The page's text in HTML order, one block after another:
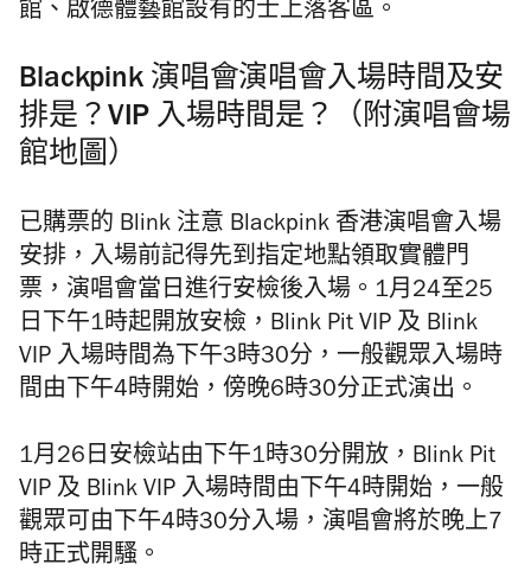
館、啟德體藝館設有的士上落客區。
Blackpink 演唱會演唱會入場時間及安
排是？VIP 入場時間是？（附演唱會場
館地圖）
已購票的 Blink 注意 Blackpink 香港演唱會入場
安排，入場前記得先到指定地點領取實體門
票，演唱會當日進行安檢後入場。 1月24至25
日下午1時起開放安檢，Blink Pit VIP 及 Blink
VIP 入場時間為下午3時30分，一般觀眾入場時
間由下午4時開始，傍晚6時30分正式演出。
1月26日安檢站由下午1時30分開放，Blink Pit
VIP 及 Blink VIP 入場時間由下午4時開始，一般
觀眾可由下午4時30分入場，演唱會將於晚上7
時正式開騷。